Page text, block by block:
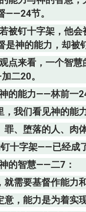
——24节。
被钉十字架，他
神的能力，却被
点来看，一个智
二20。
的能力——林前一
我们看见神的能力
、堕落的人、肉
十字架——已经成
的智慧——二7：
就需要基督作能力
，能力是为着实